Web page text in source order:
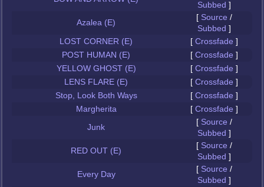
Subbed ]
Azalea (E)
[ Source /
Subbed ]
LOST CORNER (E)
[ Crossfade ]
POST HUMAN (E)
[ Crossfade ]
YELLOW GHOST (E)
[ Crossfade ]
LENS FLARE (E)
[ Crossfade ]
Stop, Look Both Ways
[ Crossfade ]
Margherita
[ Crossfade ]
Junk
[ Source /
Subbed ]
RED OUT (E)
[ Source /
Subbed ]
Every Day
[ Source /
Subbed ]